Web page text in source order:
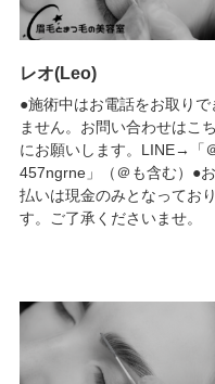
レオ(Leo)
●施術中はお電話をお取りで
ません。お問い合わせはこ
にお願いします。LINE→「
457ngrne」（＠も含む）●
払いは現金のみとなってお
す。ご了承くださいませ。